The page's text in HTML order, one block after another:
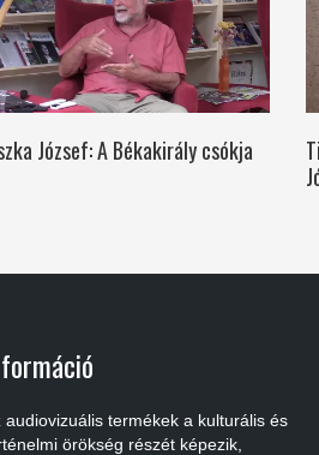
József: A Békakirály csókja
audiovizuális termékek a kulturális és
örökség részét képezik,